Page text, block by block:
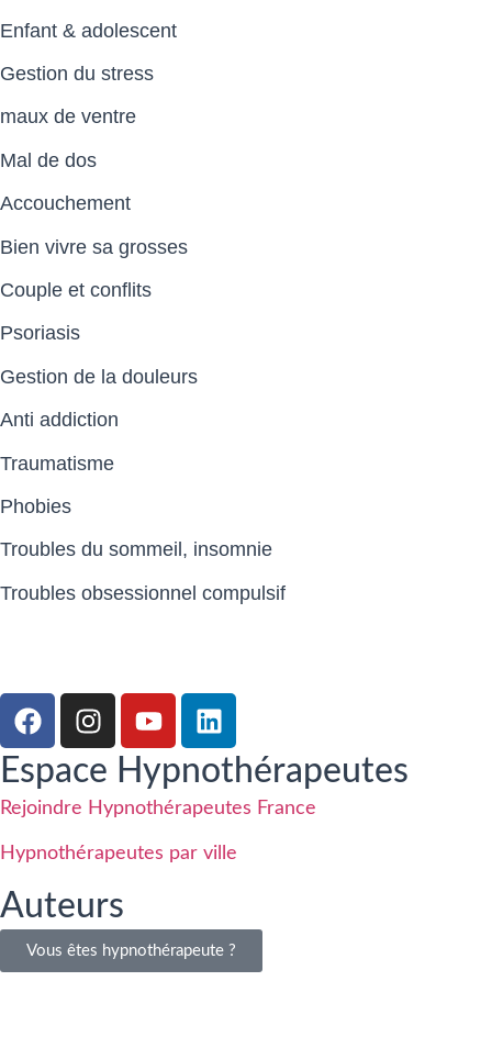
Enfant & adolescent
Gestion du stress
maux de ventre
Mal de dos
Accouchement
Bien vivre sa grosses
Couple et conflits
Psoriasis
Gestion de la douleurs
Anti addiction
Traumatisme
Phobies
Troubles du sommeil, insomnie
Troubles obsessionnel compulsif
Espace Hypnothérapeutes
Rejoindre Hypnothérapeutes France
Hypnothérapeutes par ville
Auteurs
Vous êtes hypnothérapeute ?